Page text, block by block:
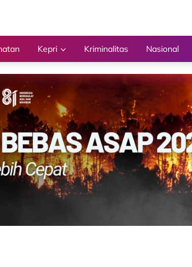
Kepri Kriminalitas Nasional